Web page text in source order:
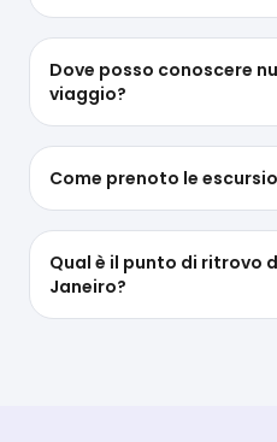
Dove posso conoscere
viaggio?
Come prenoto le
Qual è il punto di ritrovo
Janeiro?